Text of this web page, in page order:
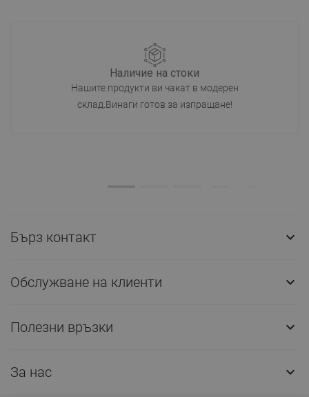
Наличие на стоки
Нашите продукти ви чакат в модерен
склад.Винаги готов за изпращане!
Бърз контакт 
Обслужване на клиенти 
Полезни връзки 
За нас 